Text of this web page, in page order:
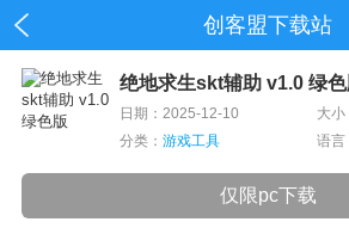
创客盟下载站
绝地求生skt辅助 v1.0 绿色
日期：2025-12-10
大
分类： 游戏工具 语言
仅限pc下载